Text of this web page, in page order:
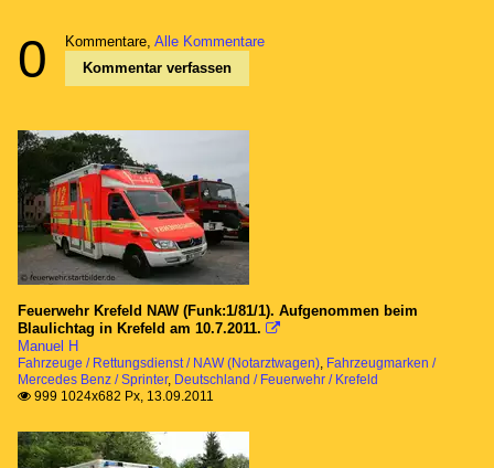
0 Kommentare, Alle Kommentare
Kommentar verfassen
Feuerwehr Krefeld NAW (Funk:1/81/1). Aufgenommen beim
Blaulichtag in Krefeld am 10.7.2011. 
Manuel H
Fahrzeuge / Rettungsdienst / NAW (Notarztwagen), Fahrzeugmarken /
Mercedes Benz / Sprinter, Deutschland / Feuerwehr / Krefeld
 999 1024x682 Px, 13.09.2011